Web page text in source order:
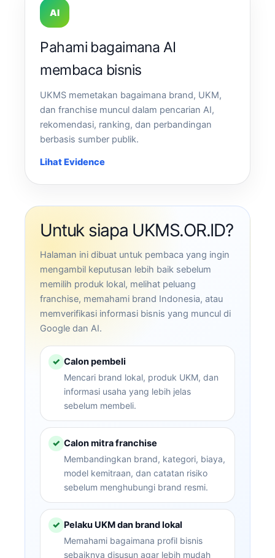
AI
Pahami bagaimana AI
membaca bisnis
UKMS memetakan bagaimana brand, UKM,
dan franchise muncul dalam pencarian AI,
rekomendasi, ranking, dan perbandingan
berbasis sumber publik.
Lihat Evidence
Untuk siapa UKMS.OR.ID?
Halaman ini dibuat untuk pembaca yang ingin
mengambil keputusan lebih baik sebelum
memilih produk lokal, melihat peluang
franchise, memahami brand Indonesia, atau
memverifikasi informasi bisnis yang muncul di
Google dan AI.
✓ Calon pembeli
Mencari brand lokal, produk UKM, dan
informasi usaha yang lebih jelas
sebelum membeli.
✓ Calon mitra franchise
Membandingkan brand, kategori, biaya,
model kemitraan, dan catatan risiko
sebelum menghubungi brand resmi.
✓ Pelaku UKM dan brand lokal
Memahami bagaimana profil bisnis
sebaiknya disusun agar lebih mudah